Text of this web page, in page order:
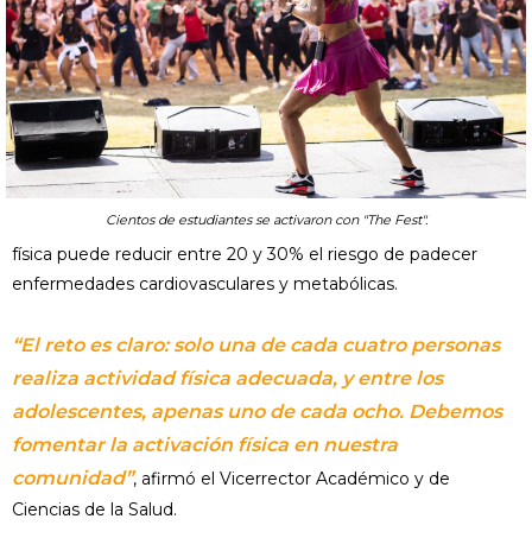
Cientos de estudiantes se activaron con "The Fest".
física puede reducir entre 20 y 30% el riesgo de padecer
enfermedades cardiovasculares y metabólicas.
“El reto es claro: solo una de cada cuatro personas
realiza actividad física adecuada, y entre los
adolescentes, apenas uno de cada ocho. Debemos
fomentar la activación física en nuestra
comunidad”, afirmó el Vicerrector Académico y de
Ciencias de la Salud.